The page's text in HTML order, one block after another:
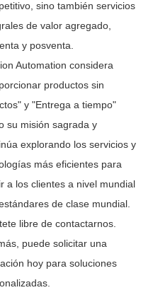
sino también servicios
de valor agregado,
y posventa.
Automation considera
productos sin
y "Entrega a tiempo"
su misión sagrada y
explorando los servicios y
más eficientes para
a los clientes a nivel mundial
de clase mundial.
libre de contactarnos.
puede solicitar una
hoy para soluciones